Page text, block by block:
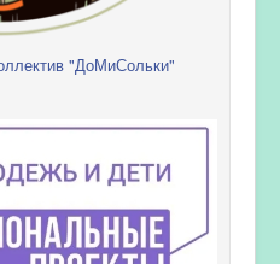
"ДоМиСольки"